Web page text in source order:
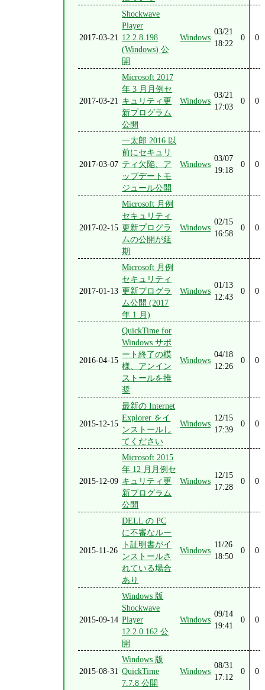
2017-03-21
Shockwave
Player
12.2.8.198
(Windows) 公
開
Windows
03/21
18:22
0 0
2017-03-21
Microsoft 2017
年 3 月月例セ
キュリティ更
新プログラム
公開
Windows
03/21
17:03
0 0
2017-03-07
一太郎 2016 以
前にセキュリ
ティ欠陥、ア
ップデートモ
ジュール公開
Windows
03/07
19:18
0 0
2017-02-15
Microsoft 月例
セキュリティ
更新プログラ
ムの公開が延
期
Windows
02/15
16:58
0 0
2017-01-13
Microsoft 月例
セキュリティ
更新プログラ
ム公開 (2017
年 1 月)
Windows
01/13
12:43
0 0
2016-04-15
QuickTime for
Windows サポ
ート終了の模
様、アンイン
ストールを推
奨
Windows
04/18
12:26
0 0
2015-12-15
最新の Internet
Explorer をイ
ンストールし
てください
Windows
12/15
17:39
0 0
2015-12-09
Microsoft 2015
年 12 月月例セ
キュリティ更
新プログラム
公開
Windows
12/15
17:28
0 0
2015-11-26
DELL の PC
に不審なルー
ト証明書がイ
ンストールさ
れている場合
あり
Windows
11/26
18:50
0 0
2015-09-14
Windows 版
Shockwave
Player
12.2.0.162 公
開
Windows
09/14
19:41
0 0
2015-08-31
Windows 版
QuickTime
7.7.8 公開
Windows
08/31
17:12
0 0